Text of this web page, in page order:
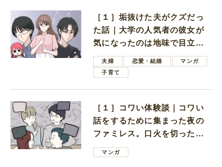
［１］垢抜けた夫がクズだっ
た話｜大学の人気者の彼女が
気になったのは地味で目立た
ない男子学生
夫婦 恋愛・結婚
マンガ
子育て
［１］コワい体験談｜コワい
話をするために集まった夜の
ファミレス。口火を切ったの
は電車好きの男の子ママ
マンガ